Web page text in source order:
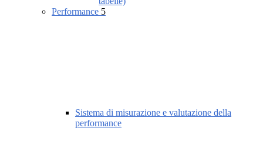
Performance 5
Sistema di misurazione e valutazione della
performance